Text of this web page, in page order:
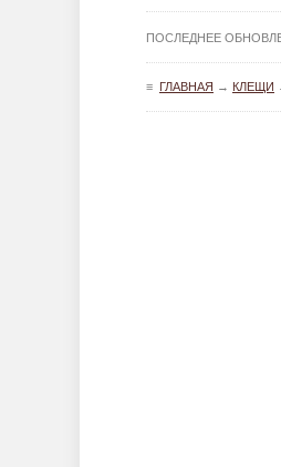
ПОСЛЕДНЕЕ
≡ ГЛАВНАЯ → КЛЕЩИ